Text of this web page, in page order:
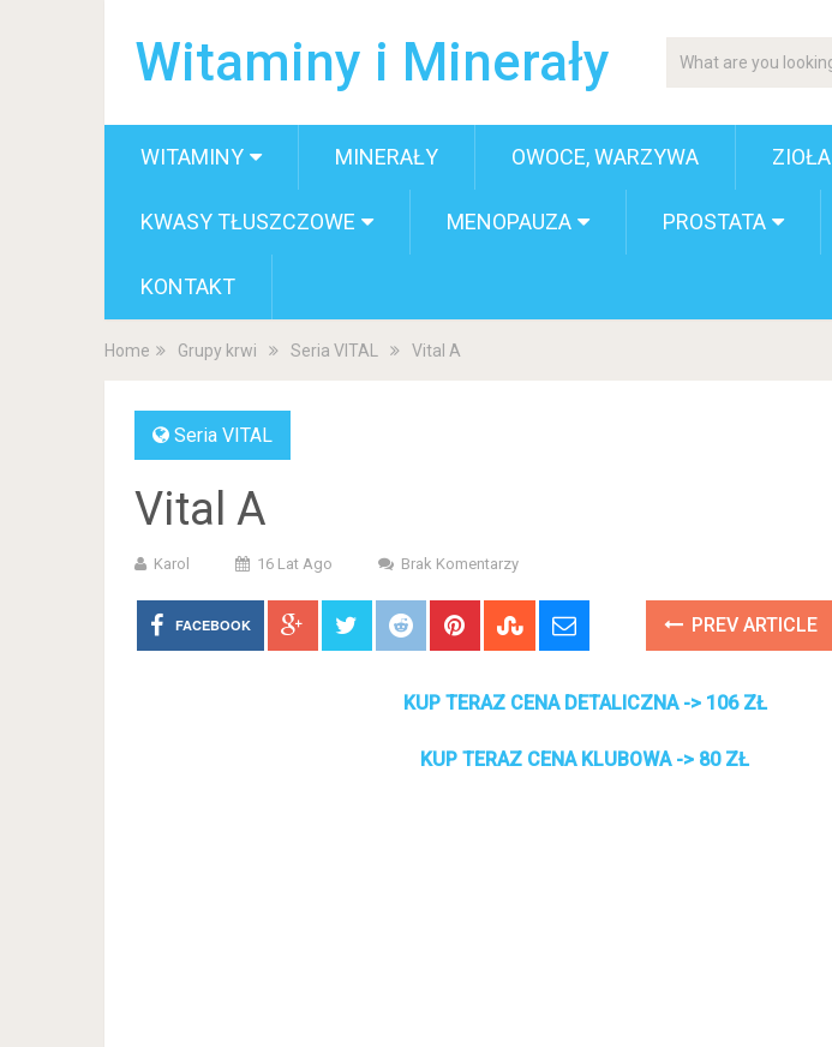
Witaminy i Minerały
WITAMINY MINERAŁY OWOCE, WARZYWA ZIOŁA
KWASY TŁUSZCZOWE MENOPAUZA PROSTATA
KONTAKT
Home Grupy krwi Seria VITAL Vital A
Seria VITAL
Vital A
Karol 16 Lat Ago Brak Komentarzy
FACEBOOK PREV ARTICLE
KUP TERAZ CENA DETALICZNA -> 106 ZŁ
KUP TERAZ CENA KLUBOWA -> 80 ZŁ